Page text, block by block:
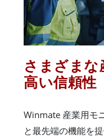
さまざまな
高い信頼性
Winmate 産業用モ
と最先端の機能を